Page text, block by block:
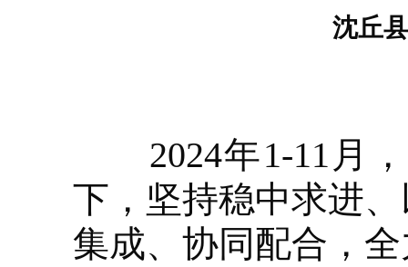
沈丘
2024年1-11月，
下，坚持稳中求进
集成、协同配合，